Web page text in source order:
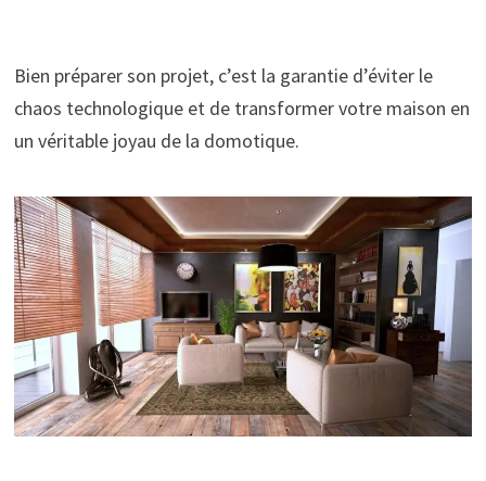
Bien préparer son projet, c’est la garantie d’éviter le
chaos technologique et de transformer votre maison en
un véritable joyau de la domotique.